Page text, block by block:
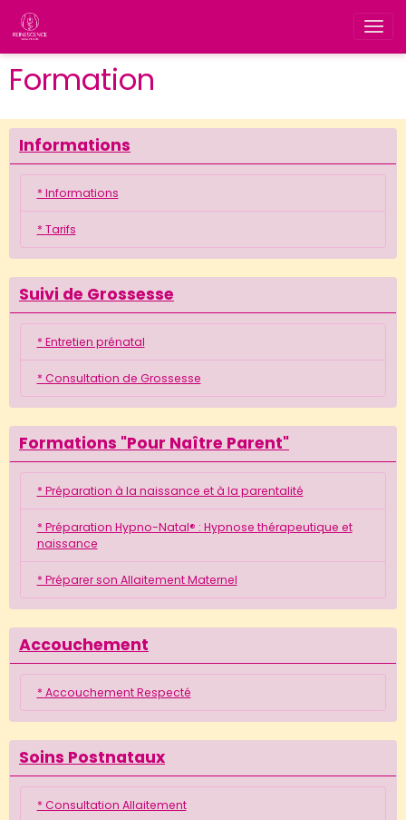
Formation
Informations
* Informations
* Tarifs
Suivi de Grossesse
* Entretien prénatal
* Consultation de Grossesse
Formations "Pour Naître Parent"
* Préparation à la naissance et à la parentalité
* Préparation Hypno-Natal® : Hypnose thérapeutique et
naissance
* Préparer son Allaitement Maternel
Accouchement
* Accouchement Respecté
Soins Postnataux
* Consultation Allaitement